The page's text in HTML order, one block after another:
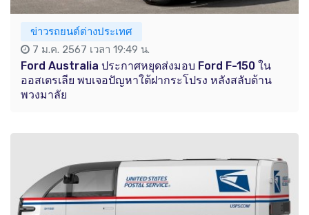
ข่าวรถยนต์ต่างประเทศ
7 ม.ค. 2567 เวลา 19:49 น.
Ford Australia ประกาศหยุดส่งมอบ Ford F-150 ใน
ออสเตรเลีย พบเจอปัญหาใต้ฝากระโปรง หลังสลับด้าน
พวงมาลัย